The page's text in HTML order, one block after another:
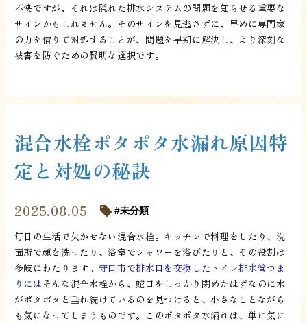
不快ですが、それは隠れた排水システムの問題を知らせる重要な
サインかもしれません。そのサインを見逃さずに、早めに専門家
の力を借りて対処することが、問題を早期に解決し、より深刻な
被害を防ぐための賢明な選択です。
混合水栓ポタポタ水漏れ原因特
定と対処の秘訣
2025.08.05 未分類
毎日の生活で欠かせない混合水栓。キッチンで料理をしたり、洗
面所で顔を洗ったり、浴室でシャワーを浴びたりと、その役割は
多岐にわたります。 守口市で排水口を交換したトイレ排水管つま
りには そんな混合水栓から、蛇口をしっかり閉めたはずなのに水
がポタポタと垂れ続けているのを見つけると、小さなことながら
も気になってしまうものです。このポタポタ水漏れは、単に気に